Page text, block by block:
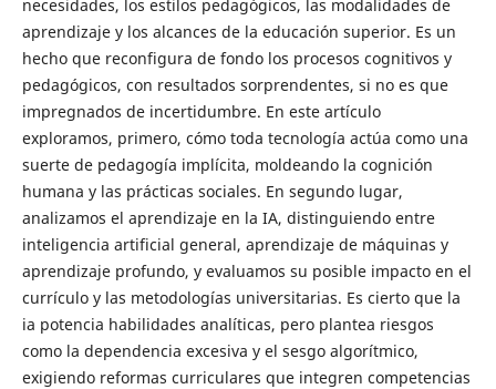
necesidades, los estilos pedagógicos, las modalidades de
aprendizaje y los alcances de la educación superior. Es un
hecho que reconfigura de fondo los procesos cognitivos y
pedagógicos, con resultados sorprendentes, si no es que
impregnados de incertidumbre. En este artículo
exploramos, primero, cómo toda tecnología actúa como una
suerte de pedagogía implícita, moldeando la cognición
humana y las prácticas sociales. En segundo lugar,
analizamos el aprendizaje en la IA, distinguiendo entre
inteligencia artificial general, aprendizaje de máquinas y
aprendizaje profundo, y evaluamos su posible impacto en el
currículo y las metodologías universitarias. Es cierto que la
ia potencia habilidades analíticas, pero plantea riesgos
como la dependencia excesiva y el sesgo algorítmico,
exigiendo reformas curriculares que integren competencias